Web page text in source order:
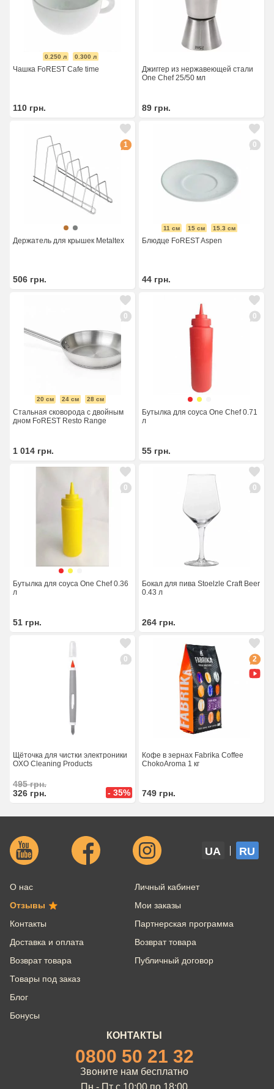
0.250 л 0.300 л
Чашка FoREST Cafe time
110 грн.
Джиггер из нержавеющей стали
One Chef 25/50 мл
89 грн.
1
Держатель для крышек Metaltex
506 грн.
0
11 см 15 см 15.3 см
Блюдце FoREST Aspen
44 грн.
0
20 см 24 см 28 см
Стальная сковорода с двойным
дном FoREST Resto Range
1 014 грн.
0
Бутылка для соуса One Chef 0.71
л
55 грн.
0
Бутылка для соуса One Chef 0.36
л
51 грн.
0
Бокал для пива Stoelzle Craft Beer
0.43 л
264 грн.
0
Щёточка для чистки электроники
OXO Cleaning Products
495грн.
326 грн. - 35%
2
Кофе в зернах Fabrika Coffee
ChokoAroma 1 кг
749 грн.
UA RU
О нас
Отзывы
Контакты
Доставка и оплата
Возврат товара
Товары под заказ
Блог
Бонусы
Личный кабинет
Мои заказы
Партнерская программа
Возврат товара
Публичный договор
КОНТАКТЫ
0800 50 21 32
Звоните нам бесплатно